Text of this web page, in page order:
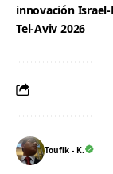
innovación
Tel-Aviv 2026
Toufik - K.